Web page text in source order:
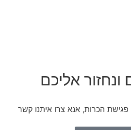
אליכם
הכרות, אנא צרו איתנו קשר